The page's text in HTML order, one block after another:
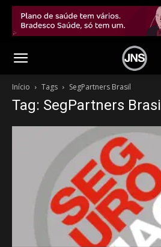
Início Tags SegPartners Brasil
Tag: SegPartners Brasil